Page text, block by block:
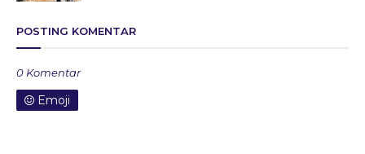
POSTING KOMENTAR
0 Komentar
Emoji